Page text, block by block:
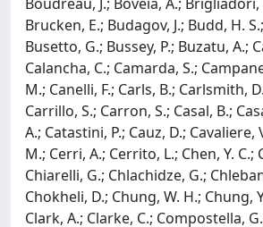
Brucken, E.; Budagov, J.; Budd, H.
Busetto, G.; Bussey, P.; Buzatu, A.;
Calancha, C.; Camarda, S.;
M.; Canelli, F.; Carls, B.; Carlsmith,
Carrillo, S.; Carron, S.; Casal, B.;
A.; Catastini, P.; Cauz, D.; Cavaliere,
M.; Cerri, A.; Cerrito, L.; Chen, Y. C.;
Chiarelli, G.; Chlachidze, G.;
Chokheli, D.; Chung, W. H.; Chung,
Clark, A.; Clarke, C.; Compostella,